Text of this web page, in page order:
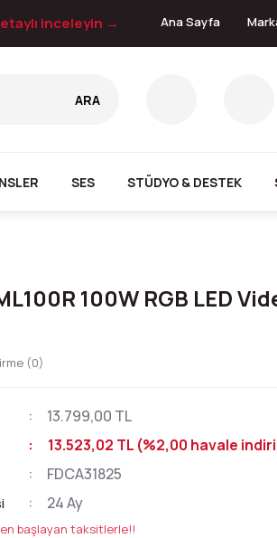
inceleyin → Ana Sayfa
ARA
SES STÜDYO & DESTEK
100W RGB LED
(0)
13.799,00 TL
13.523,02 TL (%2,00 havale
FDCA31825
24 Ay
başlayan taksitlerle!!